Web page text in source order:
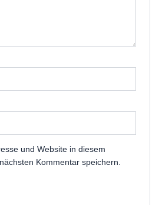
und Website in diesem
Kommentar speichern.